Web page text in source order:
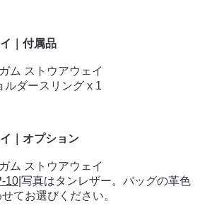
｜付属品
ルダースリング x 1
｜オプション
10|写真はタンレザー。バッグの革色
てお選びください。